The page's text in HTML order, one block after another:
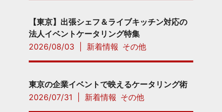
【東京】出張シェフ＆ライブキッチン対応の
法人イベントケータリング特集
2026/08/03
新着情報 その他
東京の企業イベントで映えるケータリング術
2026/07/31
新着情報 その他